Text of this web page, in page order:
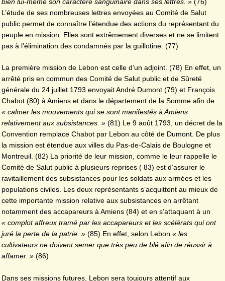
L’étude de ses nombreuses lettres envoyées au Comité de Salut
public permet de connaître l’étendue des actions du représentant du
peuple en mission. Elles sont extrêmement diverses et ne se limitent
pas à l’élimination des condamnés par la guillotine. (77)
La première mission de Lebon est celle d’un adjoint. (78) En effet, un
arrêté pris en commun des Comité de Salut public et de Sûreté
générale du 24 juillet 1793 envoyait André Dumont (79) et François
Chabot (80) à Amiens et dans le département de la Somme afin de
« calmer les mouvements qui se sont manifestés à Amiens
relativement aux subsistances. » (81) Le 9 août 1793, un décret de la
Convention remplace Chabot par Lebon au côté de Dumont. De plus
la mission est étendue aux villes du Pas-de-Calais de Boulogne et
Montreuil. (82) La priorité de leur mission, comme le leur rappelle le
Comité de Salut public à plusieurs reprises ( 83) est d’assurer le
ravitaillement des subsistances pour les soldats aux armées et les
populations civiles. Les deux représentants s’acquittent au mieux de
cette importante mission relative aux subsistances en arrêtant
notamment des accapareurs à Amiens (84) et en s’attaquant à un
« complot affreux tramé par les accapareurs et les scélérats qui ont
juré la perte de la patrie. » (85) En effet, selon Lebon « les
cultivateurs ne doivent semer que très peu de blé afin de réussir à
affamer. » (86)
Dans ses missions futures, Lebon sera toujours attentif aux